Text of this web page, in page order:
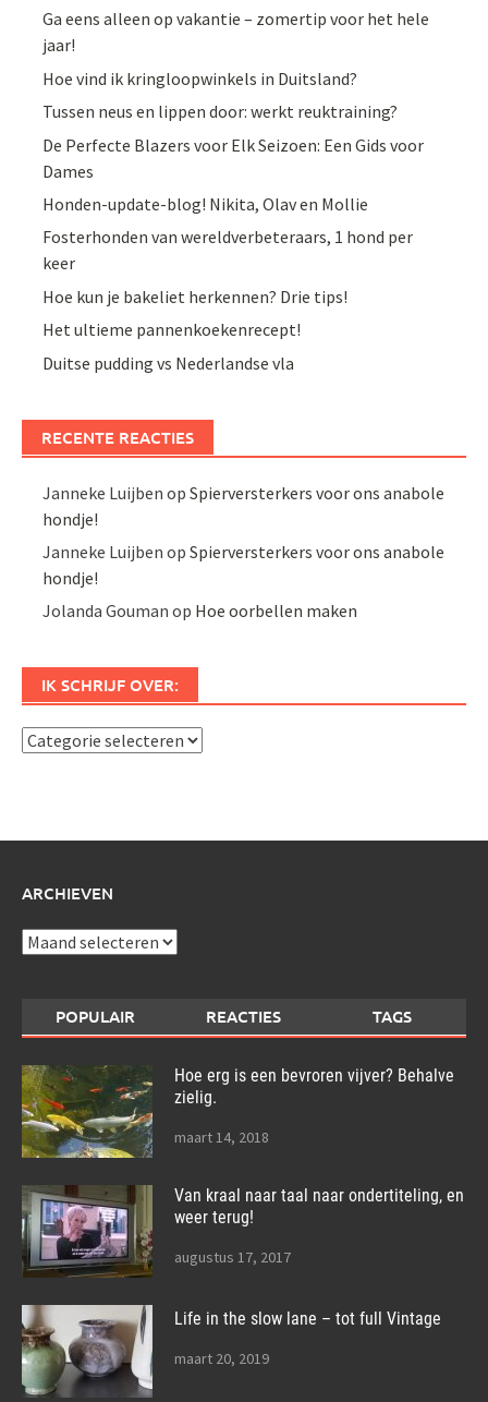
Ga eens alleen op vakantie – zomertip voor het hele
jaar!
Hoe vind ik kringloopwinkels in Duitsland?
Tussen neus en lippen door: werkt reuktraining?
De Perfecte Blazers voor Elk Seizoen: Een Gids voor
Dames
Honden-update-blog! Nikita, Olav en Mollie
Fosterhonden van wereldverbeteraars, 1 hond per
keer
Hoe kun je bakeliet herkennen? Drie tips!
Het ultieme pannenkoekenrecept!
Duitse pudding vs Nederlandse vla
RECENTE REACTIES
Janneke Luijben opSpierversterkers voor ons anabole
hondje!
Janneke Luijben opSpierversterkers voor ons anabole
hondje!
Jolanda Gouman op Hoe oorbellen maken
IK SCHRIJF OVER:
Ik
ARCHIEVEN
Archieven
POPULAIR REACTIES TAGS
Hoe erg is een bevroren vijver? Behalve
zielig.
maart 14, 2018
Van kraal naar taal naar ondertiteling, en
weer terug!
augustus 17, 2017
Life in the slow lane – tot full Vintage
maart 20, 2019